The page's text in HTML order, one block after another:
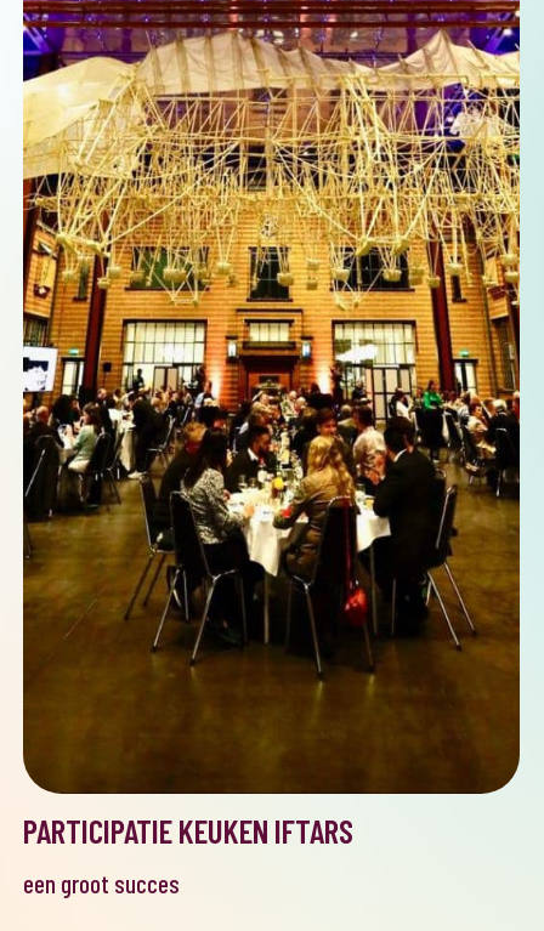
PARTICIPATIE KEUKEN IFTARS
een groot succes